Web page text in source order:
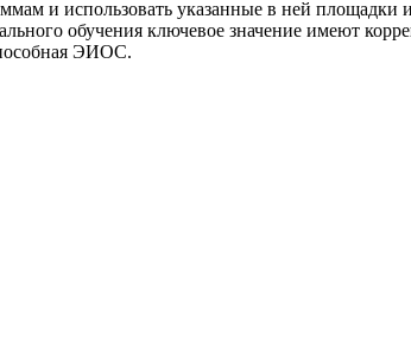
и использовать указанные в ней площадки
обучения ключевое значение имеют
ЭИОС.